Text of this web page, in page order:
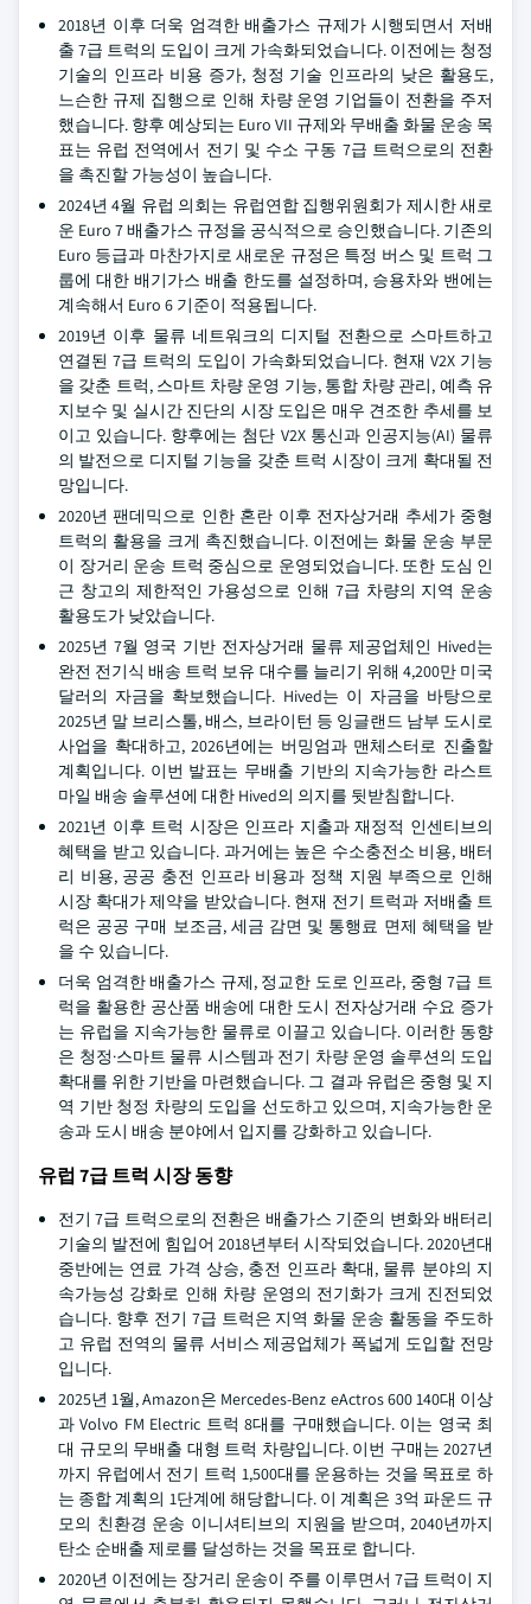
2018년 이후 더욱 엄격한 배출가스 규제가 시행되면서 저배
출 7급 트럭의 도입이 크게 가속화되었습니다. 이전에는 청정
기술의 인프라 비용 증가, 청정 기술 인프라의 낮은 활용도,
느슨한 규제 집행으로 인해 차량 운영 기업들이 전환을 주저
했습니다. 향후 예상되는 Euro VII 규제와 무배출 화물 운송 목
표는 유럽 전역에서 전기 및 수소 구동 7급 트럭으로의 전환
을 촉진할 가능성이 높습니다.
2024년 4월 유럽 의회는 유럽연합 집행위원회가 제시한 새로
운 Euro 7 배출가스 규정을 공식적으로 승인했습니다. 기존의
Euro 등급과 마찬가지로 새로운 규정은 특정 버스 및 트럭 그
룹에 대한 배기가스 배출 한도를 설정하며, 승용차와 밴에는
계속해서 Euro 6 기준이 적용됩니다.
2019년 이후 물류 네트워크의 디지털 전환으로 스마트하고
연결된 7급 트럭의 도입이 가속화되었습니다. 현재 V2X 기능
을 갖춘 트럭, 스마트 차량 운영 기능, 통합 차량 관리, 예측 유
지보수 및 실시간 진단의 시장 도입은 매우 견조한 추세를 보
이고 있습니다. 향후에는 첨단 V2X 통신과 인공지능(AI) 물류
의 발전으로 디지털 기능을 갖춘 트럭 시장이 크게 확대될 전
망입니다.
2020년 팬데믹으로 인한 혼란 이후 전자상거래 추세가 중형
트럭의 활용을 크게 촉진했습니다. 이전에는 화물 운송 부문
이 장거리 운송 트럭 중심으로 운영되었습니다. 또한 도심 인
근 창고의 제한적인 가용성으로 인해 7급 차량의 지역 운송
활용도가 낮았습니다.
2025년 7월 영국 기반 전자상거래 물류 제공업체인 Hived는
완전 전기식 배송 트럭 보유 대수를 늘리기 위해 4,200만 미국
달러의 자금을 확보했습니다. Hived는 이 자금을 바탕으로
2025년 말 브리스톨, 배스, 브라이턴 등 잉글랜드 남부 도시로
사업을 확대하고, 2026년에는 버밍엄과 맨체스터로 진출할
계획입니다. 이번 발표는 무배출 기반의 지속가능한 라스트
마일 배송 솔루션에 대한 Hived의 의지를 뒷받침합니다.
2021년 이후 트럭 시장은 인프라 지출과 재정적 인센티브의
혜택을 받고 있습니다. 과거에는 높은 수소충전소 비용, 배터
리 비용, 공공 충전 인프라 비용과 정책 지원 부족으로 인해
시장 확대가 제약을 받았습니다. 현재 전기 트럭과 저배출 트
럭은 공공 구매 보조금, 세금 감면 및 통행료 면제 혜택을 받
을 수 있습니다.
더욱 엄격한 배출가스 규제, 정교한 도로 인프라, 중형 7급 트
럭을 활용한 공산품 배송에 대한 도시 전자상거래 수요 증가
는 유럽을 지속가능한 물류로 이끌고 있습니다. 이러한 동향
은 청정·스마트 물류 시스템과 전기 차량 운영 솔루션의 도입
확대를 위한 기반을 마련했습니다. 그 결과 유럽은 중형 및 지
역 기반 청정 차량의 도입을 선도하고 있으며, 지속가능한 운
송과 도시 배송 분야에서 입지를 강화하고 있습니다.
유럽 7급 트럭 시장 동향
전기 7급 트럭으로의 전환은 배출가스 기준의 변화와 배터리
기술의 발전에 힘입어 2018년부터 시작되었습니다. 2020년대
중반에는 연료 가격 상승, 충전 인프라 확대, 물류 분야의 지
속가능성 강화로 인해 차량 운영의 전기화가 크게 진전되었
습니다. 향후 전기 7급 트럭은 지역 화물 운송 활동을 주도하
고 유럽 전역의 물류 서비스 제공업체가 폭넓게 도입할 전망
입니다.
2025년 1월, Amazon은 Mercedes-Benz eActros 600 140대 이상
과 Volvo FM Electric 트럭 8대를 구매했습니다. 이는 영국 최
대 규모의 무배출 대형 트럭 차량입니다. 이번 구매는 2027년
까지 유럽에서 전기 트럭 1,500대를 운용하는 것을 목표로 하
는 종합 계획의 1단계에 해당합니다. 이 계획은 3억 파운드 규
모의 친환경 운송 이니셔티브의 지원을 받으며, 2040년까지
탄소 순배출 제로를 달성하는 것을 목표로 합니다.
2020년 이전에는 장거리 운송이 주를 이루면서 7급 트럭이 지